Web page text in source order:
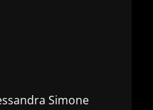
Simone